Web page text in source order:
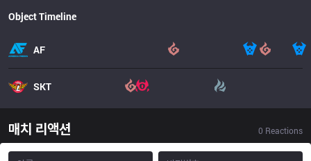
Object Timeline
AF
SKT
매치 리액션 0 Reactions